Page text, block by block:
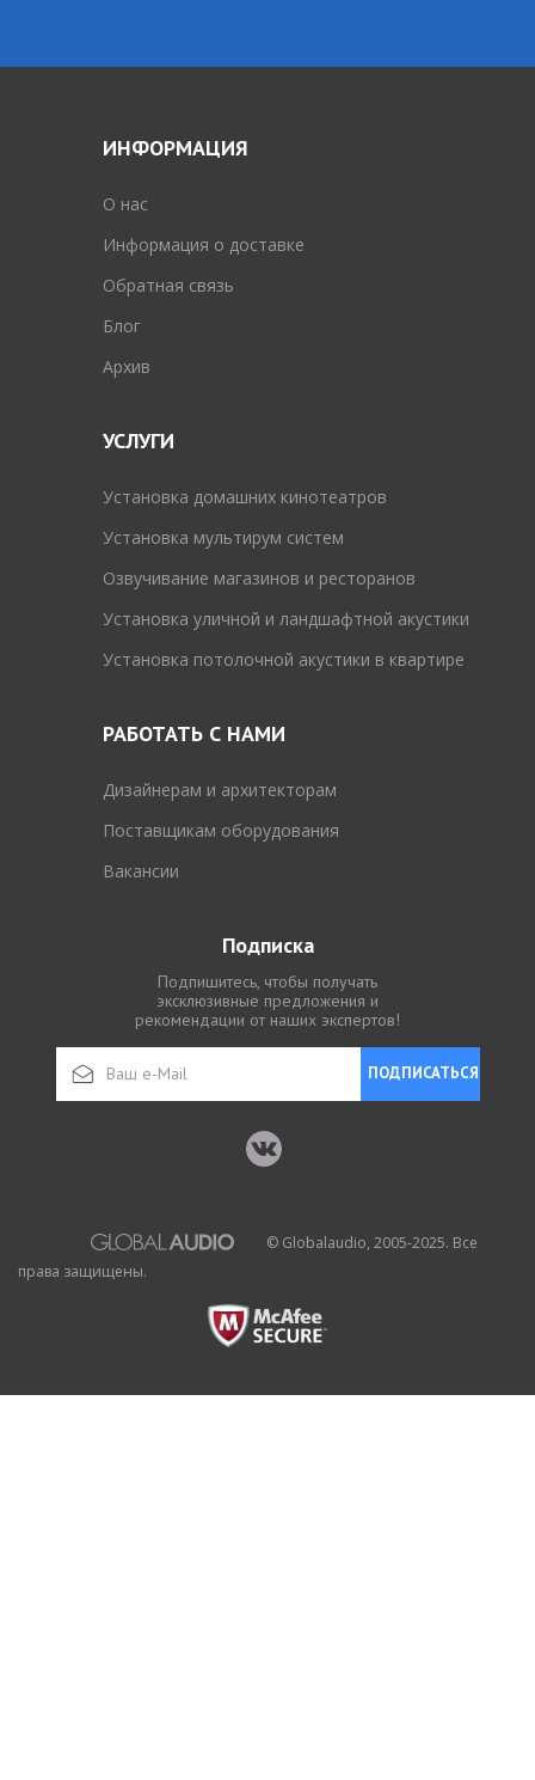
ИНФОРМАЦИЯ
O нас
Информация о доставке
Обратная связь
Блог
Архив
УСЛУГИ
Установка домашних кинотеатров
Установка мультирум систем
Озвучивание магазинов и ресторанов
Установка уличной и ландшафтной акустики
Установка потолочной акустики в квартире
РАБОТАТЬ С НАМИ
Дизайнерам и архитекторам
Поставщикам оборудования
Вакансии
Подписка
Подпишитесь, чтобы получать
эксклюзивные предложения и
рекомендации от наших экспертов!
ПОДПИСАТЬСЯ
© Globalaudio, 2005-2025. Все
права защищены.